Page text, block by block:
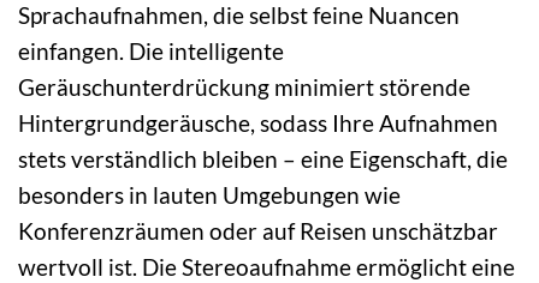
Sprachaufnahmen, die selbst feine Nuancen
einfangen. Die intelligente
Geräuschunterdrückung minimiert störende
Hintergrundgeräusche, sodass Ihre Aufnahmen
stets verständlich bleiben – eine Eigenschaft, die
besonders in lauten Umgebungen wie
Konferenzräumen oder auf Reisen unschätzbar
wertvoll ist. Die Stereoaufnahme ermöglicht eine